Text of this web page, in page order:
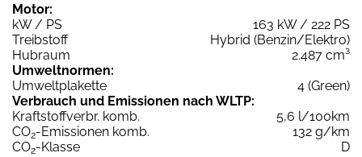
Motor:
kW / PS
163 kW / 222 PS
Treibstoff
Hybrid (Benzin/Elektro)
Hubraum
2.487 cm³
Umweltnormen:
Umweltplakette
4 (Green)
Verbrauch und Emissionen nach WLTP:
Kraftstoffverbr. komb.
5,6 l/100km
CO2-Emissionen komb.
132 g/km
CO2-Klasse
D